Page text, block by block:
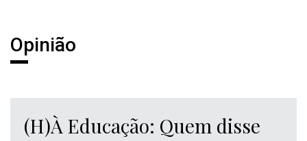
Entrevistas
Opinião
(H)À Educação: Quem disse